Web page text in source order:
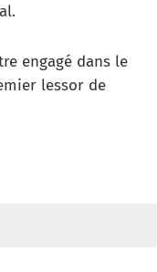
engagé dans le
lessor de